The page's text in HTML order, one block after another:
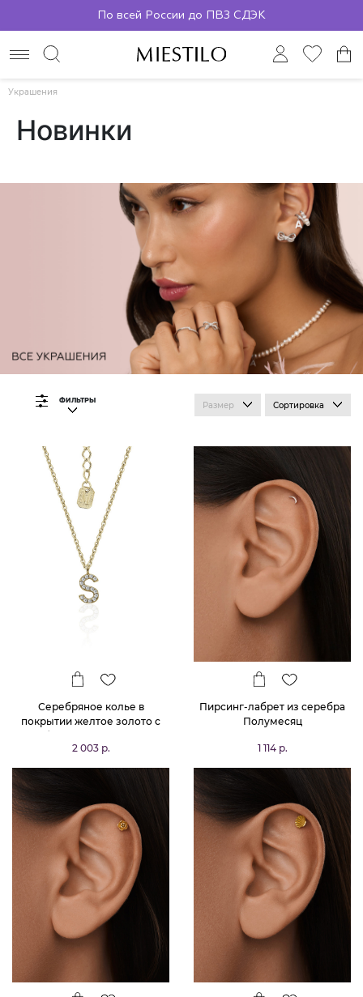
Бесплатная доставка от 2000р.
По всей России до ПВЗ СДЭК
Украшения
Новинки
ФИЛЬТРЫ Размер Сортировка
Серебряное колье в
покрытии желтое золото с
буквой S MIESTILO
2 003 р.
Пирсинг-лабрет из серебра
Полумесяц
1 114 р.